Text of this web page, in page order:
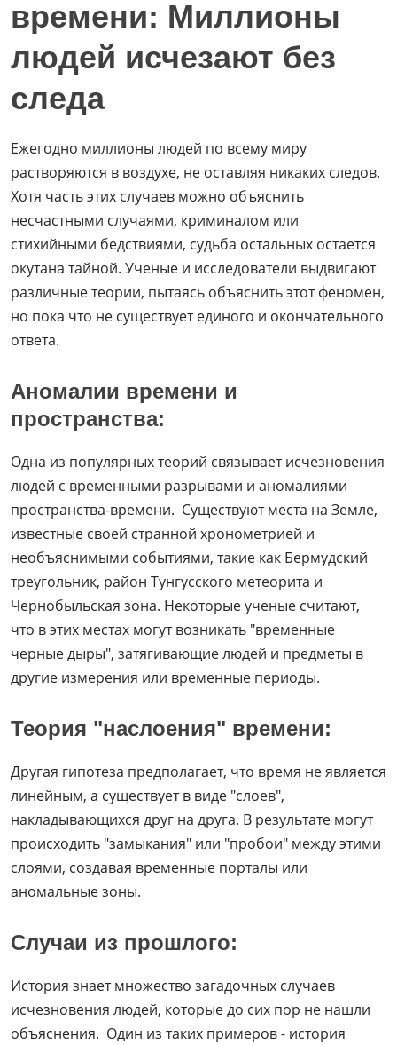
времени: Миллионы
людей исчезают без
следа
Ежегодно миллионы людей по всему миру
растворяются в воздухе, не оставляя никаких следов.
Хотя часть этих случаев можно объяснить
несчастными случаями, криминалом или
стихийными бедствиями, судьба остальных остается
окутана тайной. Ученые и исследователи выдвигают
различные теории, пытаясь объяснить этот феномен,
но пока что не существует единого и окончательного
ответа.
Аномалии времени и
пространства:
Одна из популярных теорий связывает исчезновения
людей с временными разрывами и аномалиями
пространства-времени. Существуют места на Земле,
известные своей странной хронометрией и
необъяснимыми событиями, такие как Бермудский
треугольник, район Тунгусского метеорита и
Чернобыльская зона. Некоторые ученые считают,
что в этих местах могут возникать "временные
черные дыры", затягивающие людей и предметы в
другие измерения или временные периоды.
Теория "наслоения" времени:
Другая гипотеза предполагает, что время не является
линейным, а существует в виде "слоев",
накладывающихся друг на друга. В результате могут
происходить "замыкания" или "пробои" между этими
слоями, создавая временные порталы или
аномальные зоны.
Случаи из прошлого:
История знает множество загадочных случаев
исчезновения людей, которые до сих пор не нашли
объяснения. Один из таких примеров - история